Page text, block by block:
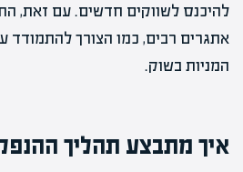
להיכנס לשווקים חדשים. עם זאת,
אתגרים רבים, כמו הצורך להתמודד
המניות בשוק.
איך מתבצע תהליך